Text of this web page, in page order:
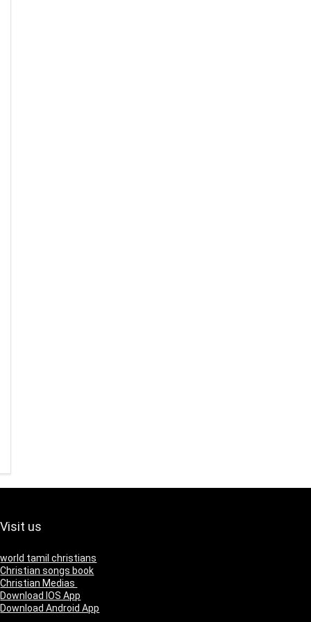
Visit us
world tamil christians
Christian songs book
Christian Medias
Download IOS App
Download Android App